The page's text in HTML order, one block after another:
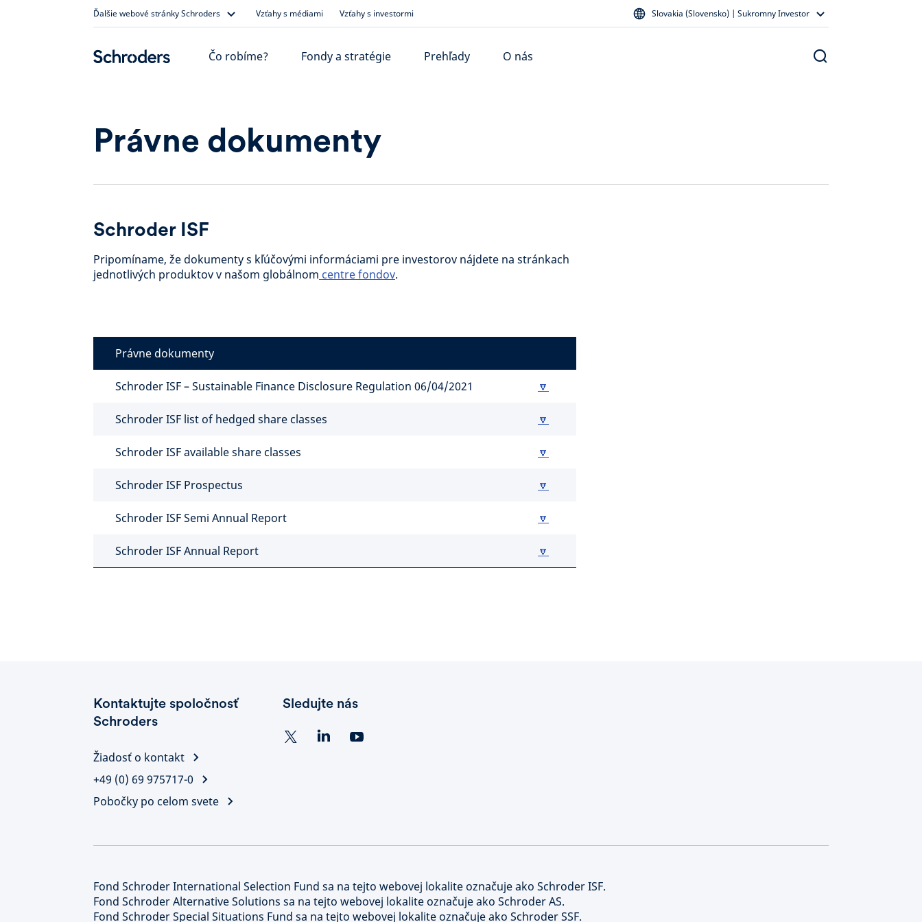
Ďalšie webové stránky Schroders Vzťahy s médiami Vzťahy s investormi Slovakia (Slovensko) | Sukromny Investor
Čo robíme? Fondy a stratégie Prehľady O nás
Právne dokumenty
Schroder ISF
Pripomíname, že dokumenty s kľúčovými informáciami pre investorov nájdete na stránkach
jednotlivých produktov v našom globálnom centre fondov.
Právne dokumenty
Schroder ISF – Sustainable Finance Disclosure Regulation 06/04/2021 🔽
Schroder ISF list of hedged share classes 🔽
Schroder ISF available share classes 🔽
Schroder ISF Prospectus 🔽
Schroder ISF Semi Annual Report 🔽
Schroder ISF Annual Report 🔽
Kontaktujte spoločnosť
Schroders
Žiadosť o kontakt
+49 (0) 69 975717-0
Pobočky po celom svete
Sledujte nás
Fond Schroder International Selection Fund sa na tejto webovej lokalite označuje ako Schroder ISF.
Fond Schroder Alternative Solutions sa na tejto webovej lokalite označuje ako Schroder AS.
Fond Schroder Special Situations Fund sa na tejto webovej lokalite označuje ako Schroder SSF.